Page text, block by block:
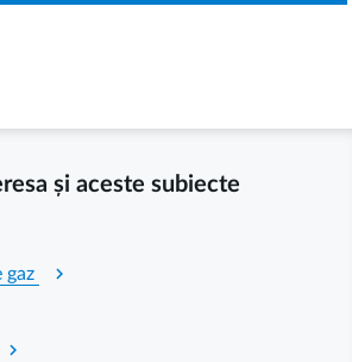
și aceste subiecte
gaz chevron_right
chevron_right